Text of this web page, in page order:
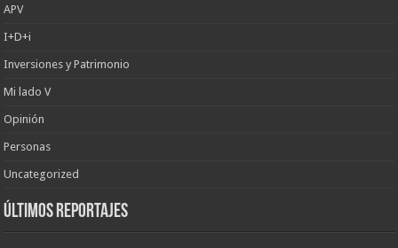
APV
I+D+i
Inversiones y Patrimonio
Mi lado V
Opinión
Personas
Uncategorized
últimos reportajes